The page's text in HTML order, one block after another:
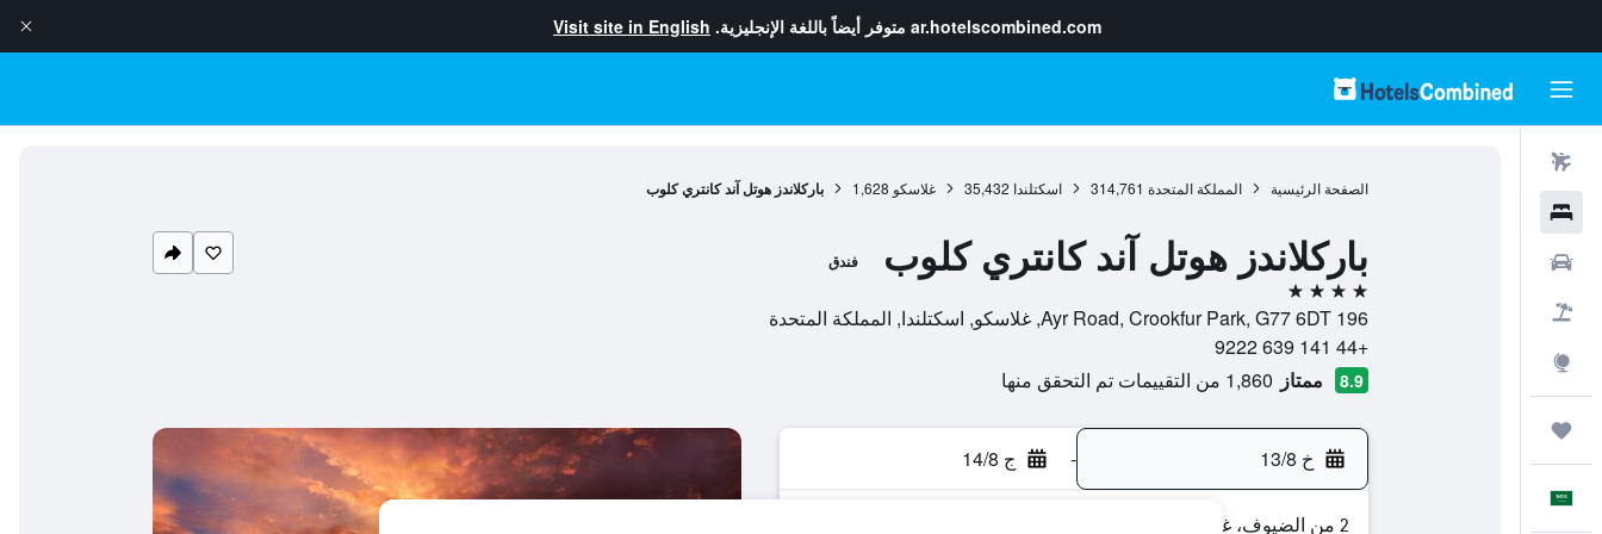
ar.hotelscombined.com متوفر أيضاً باللغة الإنجليزية. Visit site in English
الصفحة الرئيسية المملكة المتحدة 314,761 اسكتلندا 35,432 غلاسكو 1,628 باركلاندز هوتل آند كانتري كلوب
باركلاندز هوتل آند كانتري كلوب فندق
4 نجوم
196 Ayr Road, Crookfur Park, G77 6DT, غلاسكو, اسكتلندا, المملكة المتحدة
+44 141 639 9222
8.9 ممتاز 1,860 من التقييمات تم التحقق منها
خ 13/8 - ج 14/8
2 من الضيوف، غرفة واحدة